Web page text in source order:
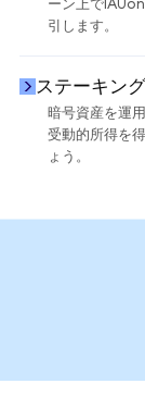
ーン上で
引します。
ステーキング
暗号資産を運
受動的所得を
ょう。